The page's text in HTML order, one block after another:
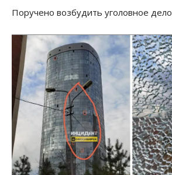
Поручено возбудить уголовное дело